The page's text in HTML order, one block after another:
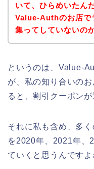
いて、ひらめいたん
Value-Authのお店で
集ってしていないの
というのは、Value-
が、私の知り合いの
ると、割引クーポン
それに私も含め、多
を2020年、2021年、
ていくと思うんですよ